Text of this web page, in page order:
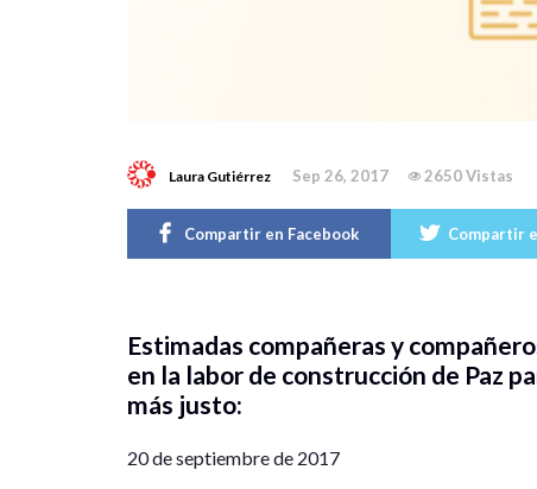
Laura Gutiérrez Sep 26, 2017 2650 Vistas
Compartir en Facebook Compartir
Estimadas compañeras y
en la labor de construcción de Paz
más justo:
20 de septiembre de 2017